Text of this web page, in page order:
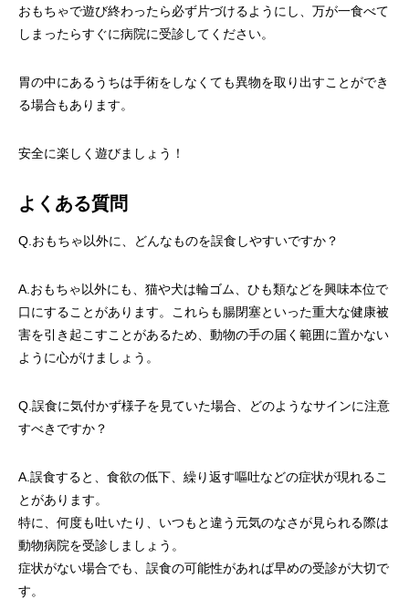
おもちゃで遊び終わったら必ず片づけるようにし、万が一食べて
しまったらすぐに病院に受診してください。
胃の中にあるうちは手術をしなくても異物を取り出すことができ
る場合もあります。
安全に楽しく遊びましょう！
よくある質問
Q.おもちゃ以外に、どんなものを誤食しやすいですか？
A.おもちゃ以外にも、猫や犬は輪ゴム、ひも類などを興味本位で
口にすることがあります。これらも腸閉塞といった重大な健康被
害を引き起こすことがあるため、動物の手の届く範囲に置かない
ように心がけましょう。
Q.誤食に気付かず様子を見ていた場合、どのようなサインに注意
すべきですか？
A.誤食すると、食欲の低下、繰り返す嘔吐などの症状が現れるこ
とがあります。
特に、何度も吐いたり、いつもと違う元気のなさが見られる際は
動物病院を受診しましょう。
症状がない場合でも、誤食の可能性があれば早めの受診が大切で
す。